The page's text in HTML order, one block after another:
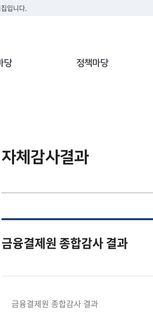
입니다.
당 정책마당
자체감사결과
금융결제원 종합감사 결과
금융결제원 종합감사 결과